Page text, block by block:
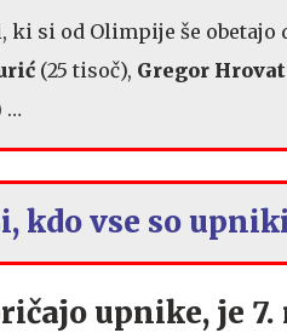
ki si od Olimpije še obetajo
(25 tisoč), Gregor Hrovat
…
kdo vse so
upnike, je